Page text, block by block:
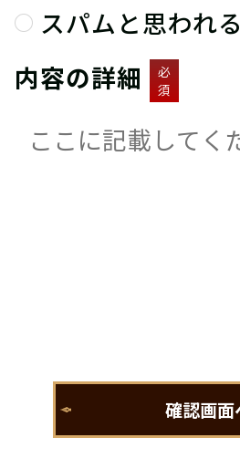
スパムと思われる
内容の詳細
必
須